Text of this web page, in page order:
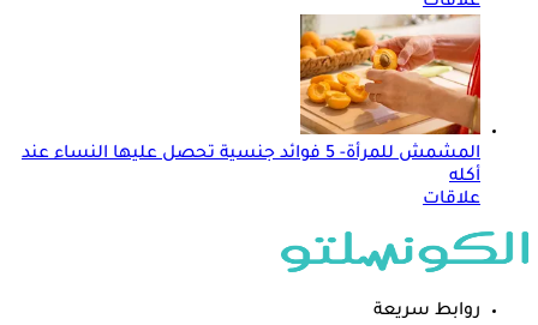
المشمش للمرأة- 5 فوائد جنسية تحصل عليها النساء عند
أكله
علاقات
روابط سريعة